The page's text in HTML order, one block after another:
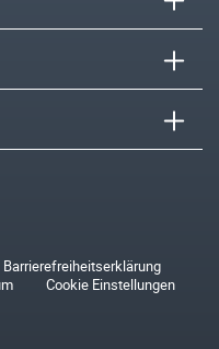
Barrierefreiheitserklärung
Cookie Einstellungen